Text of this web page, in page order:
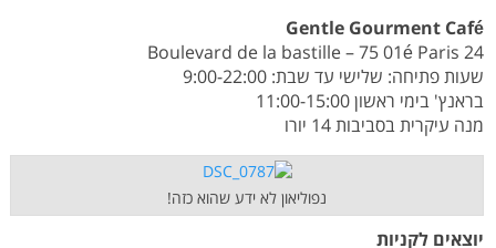
Gentle Gourment Café
24 Boulevard de la bastille – 75 01é Paris
שעות פתיחה: שלישי עד שבת: 9:00-22:00
בראנץ' בימי ראשון 11:00-15:00
מנה עיקרית בסביבות 14 יורו
נפוליאון לא ידע שהוא כזה!
יוצאים לקניות